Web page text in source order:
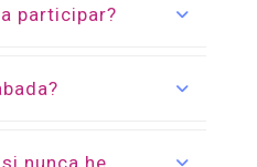
participar?
nunca he